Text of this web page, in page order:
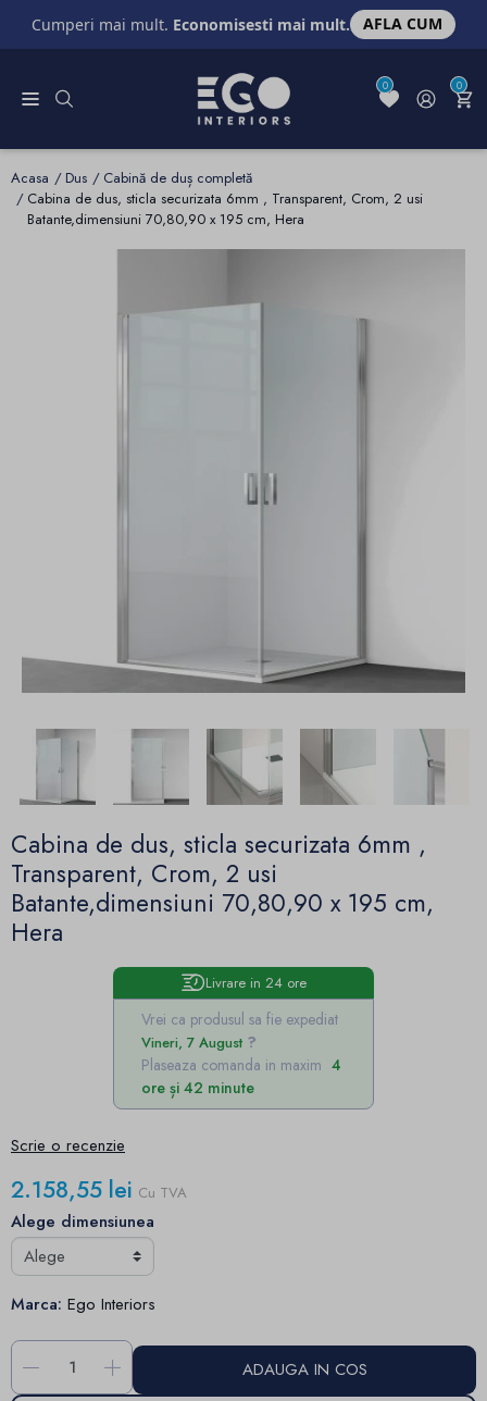
Cumperi mai mult. Economisesti mai mult. AFLA CUM
0 0
Acasa Dus
Cabină de duș completă
Cabina de dus, sticla securizata 6mm , Transparent, Crom, 2 usi
Batante,dimensiuni 70,80,90 x 195 cm, Hera
Cabina de dus, sticla securizata 6mm ,
Transparent, Crom, 2 usi
Batante,dimensiuni 70,80,90 x 195 cm,
Hera
Livrare in 24 ore
Vrei ca produsul sa fie expediat
Vineri, 7 August
Plaseaza comanda in maxim 4
ore și 42 minute
Scrie o recenzie
2.158,55 lei Cu TVA
Alege dimensiunea
Marca: Ego Interiors
- + ADAUGA IN COS